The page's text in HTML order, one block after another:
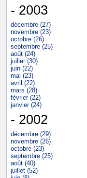
- 2003
décembre (27)
novembre (23)
octobre (26)
septembre (25)
août (24)
juillet (30)
juin (22)
mai (23)
avril (22)
mars (28)
février (22)
janvier (24)
- 2002
décembre (29)
novembre (26)
octobre (23)
septembre (25)
août (40)
juillet (52)